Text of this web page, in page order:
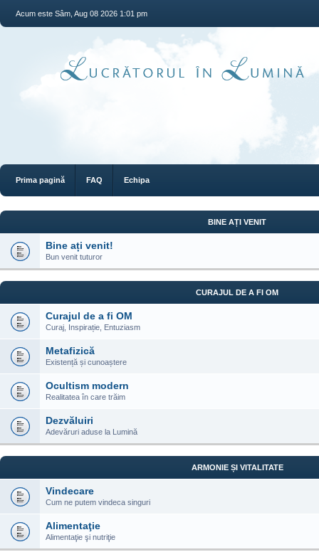
Acum este Sâm, Aug 08 2026 1:01 pm
Prima pagină FAQ Echipa
BINE AȚI VENIT
Bine ați venit!
Bun venit tuturor
CURAJUL DE A FI OM
Curajul de a fi OM
Curaj, Inspirație, Entuziasm
Metafizică
Existență și cunoaștere
Ocultism modern
Realitatea în care trăim
Dezvăluiri
Adevăruri aduse la Lumină
ARMONIE ȘI VITALITATE
Vindecare
Cum ne putem vindeca singuri
Alimentaţie
Alimentaţie şi nutriţie